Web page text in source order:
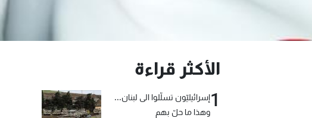
الأكثر قراءة
1إسرائيليّون تسلّلوا الى لبنان...
وهذا ما حلّ بهم